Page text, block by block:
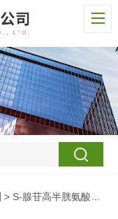
> S-腺苷高半胱氨酸水解酶/SAHH